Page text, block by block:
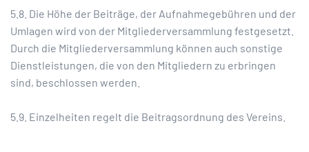
5.8. Die Höhe der Beiträge, der Aufnahmegebühren und der
Umlagen wird von der Mitgliederversammlung festgesetzt.
Durch die Mitgliederversammlung können auch sonstige
Dienstleistungen, die von den Mitgliedern zu erbringen
sind, beschlossen werden.
5.9. Einzelheiten regelt die Beitragsordnung des Vereins.